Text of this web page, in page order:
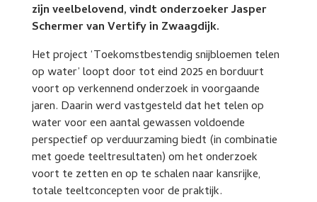
zijn veelbelovend, vindt onderzoeker Jasper
Schermer van Vertify in Zwaagdijk.
Het project ‘Toekomstbestendig snijbloemen telen
op water’ loopt door tot eind 2025 en borduurt
voort op verkennend onderzoek in voorgaande
jaren. Daarin werd vastgesteld dat het telen op
water voor een aantal gewassen voldoende
perspectief op verduurzaming biedt (in combinatie
met goede teeltresultaten) om het onderzoek
voort te zetten en op te schalen naar kansrijke,
totale teeltconcepten voor de praktijk.